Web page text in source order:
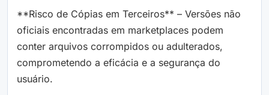
**Risco de Cópias em Terceiros** – Versões não
oficiais encontradas em marketplaces podem
conter arquivos corrompidos ou adulterados,
comprometendo a eficácia e a segurança do
usuário.